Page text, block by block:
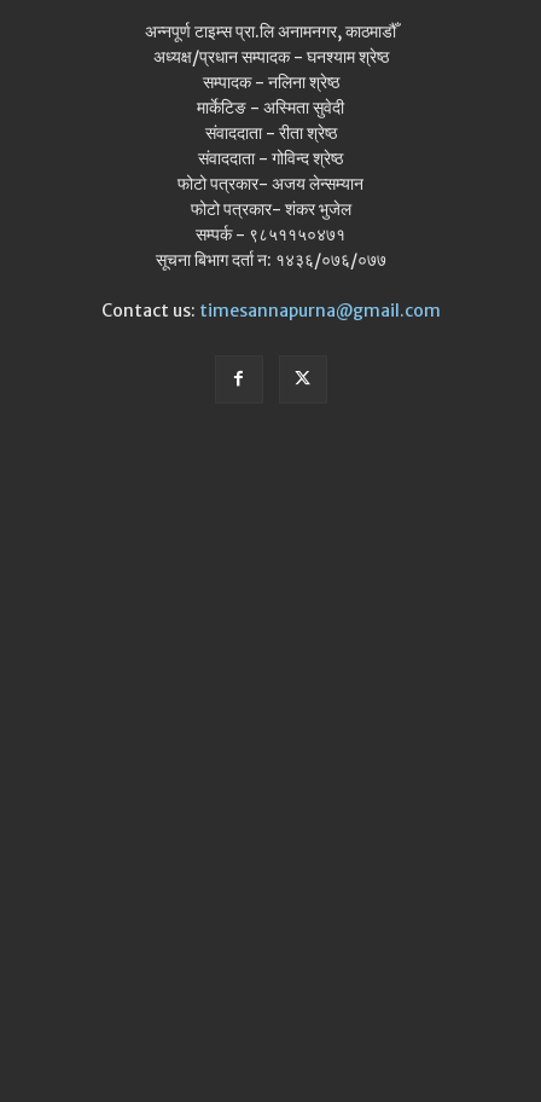
अन्नपूर्ण टाइम्स प्रा.लि अनामनगर, काठमाडौँ
अध्यक्ष/प्रधान सम्पादक - घनश्याम श्रेष्ठ
सम्पादक - नलिना श्रेष्ठ
मार्केटिङ - अस्मिता सुवेदी
संवाददाता - रीता श्रेष्ठ
संवाददाता - गोविन्द श्रेष्ठ
फोटो पत्रकार- अजय लेन्सम्यान
फोटो पत्रकार- शंकर भुजेल
सम्पर्क - ९८५११५०४७१
सूचना बिभाग दर्ता न: १४३६/०७६/०७७
Contact us: timesannapurna@gmail.com